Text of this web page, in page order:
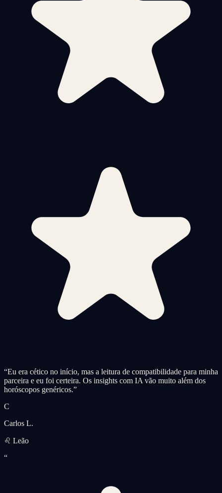
“Eu era cético no início, mas a leitura de compatibilidade para minha
parceira e eu foi certeira. Os insights com IA vão muito além dos
horóscopos genéricos.”
C
Carlos L.
♌ Leão
“